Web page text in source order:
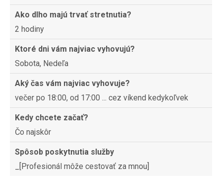
Ako dlho majú trvať stretnutia?
2 hodiny
Ktoré dni vám najviac vyhovujú?
Sobota, Nedeľa
Aký čas vám najviac vyhovuje?
večer po 18:00, od 17:00 ... cez víkend kedykoľvek
Kedy chcete začať?
Čo najskôr
Spôsob poskytnutia služby
_[Profesionál môže cestovať za mnou]